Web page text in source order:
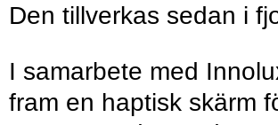
Den tillverkas sedan i
I samarbete med
fram en haptisk skärm